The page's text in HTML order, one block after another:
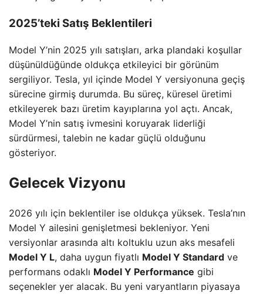
2025’teki Satış Beklentileri
Model Y’nin 2025 yılı satışları, arka plandaki koşullar
düşünüldüğünde oldukça etkileyici bir görünüm
sergiliyor. Tesla, yıl içinde Model Y versiyonuna geçiş
sürecine girmiş durumda. Bu süreç, küresel üretimi
etkileyerek bazı üretim kayıplarına yol açtı. Ancak,
Model Y’nin satış ivmesini koruyarak liderliği
sürdürmesi, talebin ne kadar güçlü olduğunu
gösteriyor.
Gelecek Vizyonu
2026 yılı için beklentiler ise oldukça yüksek. Tesla’nın
Model Y ailesini genişletmesi bekleniyor. Yeni
versiyonlar arasında altı koltuklu uzun aks mesafeli
Model Y L, daha uygun fiyatlı Model Y Standard ve
performans odaklı Model Y Performance gibi
seçenekler yer alacak. Bu yeni varyantların piyasaya